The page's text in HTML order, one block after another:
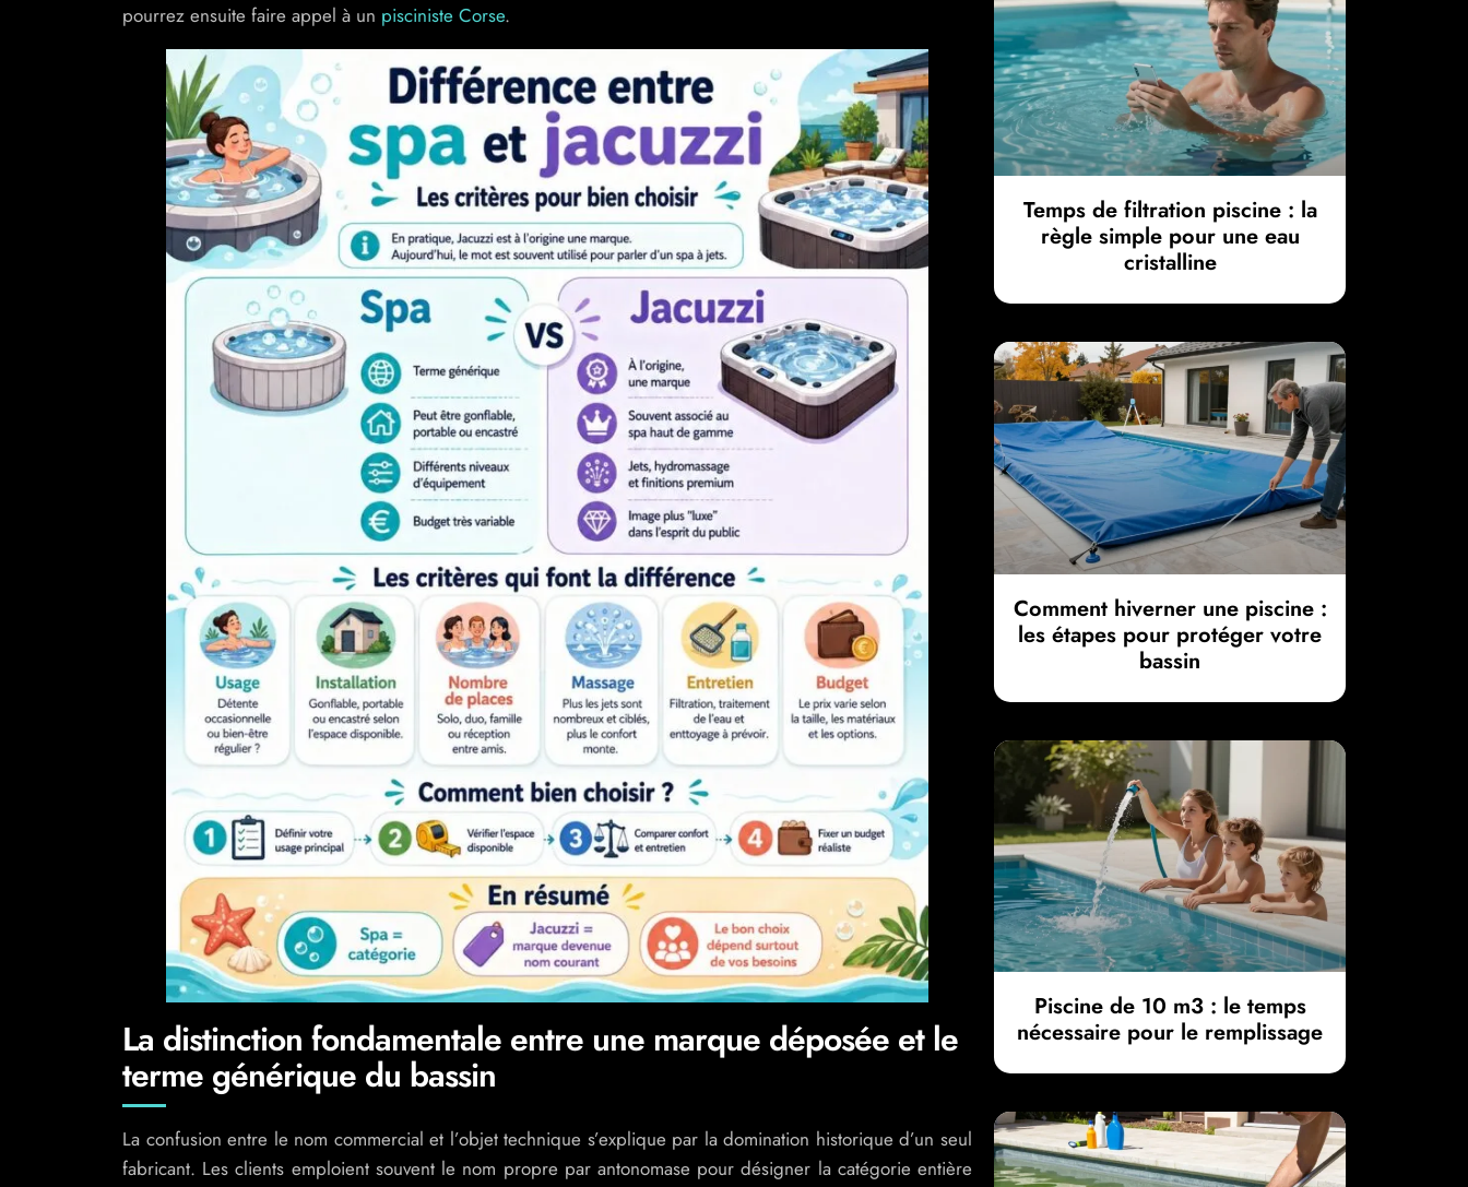
pourrez ensuite faire appel à un pisciniste Corse.
La distinction fondamentale entre une marque déposée et le
terme générique du bassin
La confusion entre le nom commercial et l’objet technique s’explique par la domination historique d’un seul
fabricant. Les clients emploient souvent le nom propre par antonomase pour désigner la catégorie entière
Temps de filtration piscine : la
règle simple pour une eau
cristalline
Comment hiverner une piscine :
les étapes pour protéger votre
bassin
Piscine de 10 m3 : le temps
nécessaire pour le remplissage